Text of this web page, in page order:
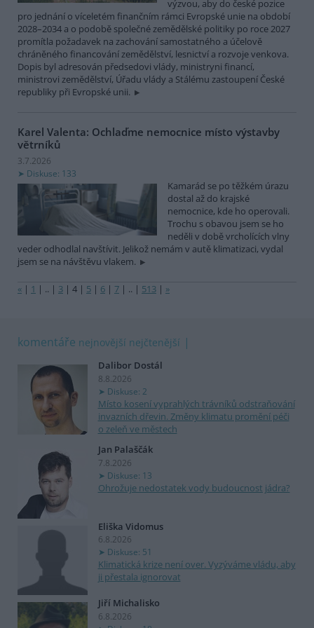
výzvou, aby do české pozice
pro jednání o víceletém finančním rámci Evropské unie na období
2028–2034 a o podobě společné zemědělské politiky po roce 2027
promítla požadavek na zachování samostatného a účelově
chráněného financování zemědělství, lesnictví a rozvoje venkova.
Dopis byl adresován předsedovi vlády, ministryni financí,
ministrovi zemědělství, Úřadu vlády a Stálému zastoupení České
republiky při Evropské unii.
Karel Valenta: Ochlaďme nemocnice místo výstavby
větrníků
3.7.2026
Diskuse: 133
Kamarád se po těžkém úrazu
dostal až do krajské
nemocnice, kde ho operovali.
Trochu s obavou jsem se ho
neděli v době vrcholících vlny
veder odhodlal navštívit. Jelikož nemám v autě klimatizaci, vydal
jsem se na návštěvu vlakem.
« | 1 | .. | 3 | 4 | 5 | 6 | 7 | .. | 513 | »
komentáře nejnovější nejčtenější
Dalibor Dostál
8.8.2026
Diskuse: 2
Místo kosení vyprahlých trávníků odstraňování
invazních dřevin. Změny klimatu promění péči
o zeleň ve městech
Jan Palaščák
7.8.2026
Diskuse: 13
Ohrožuje nedostatek vody budoucnost jádra?
Eliška Vidomus
6.8.2026
Diskuse: 51
Klimatická krize není over. Vyzýváme vládu, aby
ji přestala ignorovat
Jiří Michalisko
6.8.2026